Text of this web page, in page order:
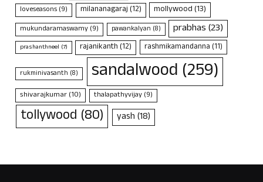
loveseasons (9) milananagaraj(12) mollywood(13)
mukundaramaswamy (9) pawankalyan (8) prabhas(23)
prashanthneel (7) rajanikanth(12) rashmikamandanna(11)
rukminivasanth (8) sandalwood (259)
shivarajkumar(10) thalapathyvijay(9)
tollywood (80) yash(18)